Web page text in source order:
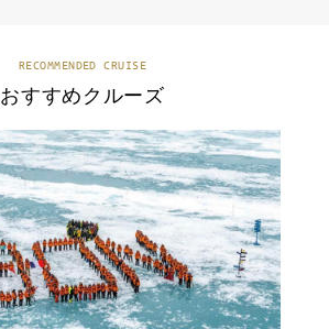
RECOMMENDED CRUISE
おすすめクルーズ